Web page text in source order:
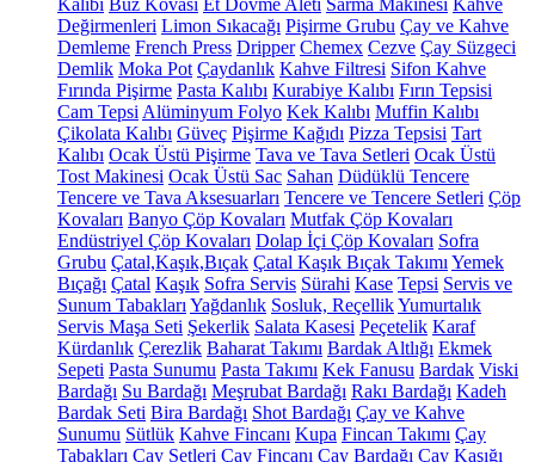
Kalıbı Buz Kovası Et Dövme Aleti Sarma Makinesi Kahve
Değirmenleri Limon Sıkacağı Pişirme Grubu Çay ve Kahve
Demleme French Press Dripper Chemex Cezve Çay Süzgeci
Demlik Moka Pot Çaydanlık Kahve Filtresi Sifon Kahve
Fırında Pişirme Pasta Kalıbı Kurabiye Kalıbı Fırın Tepsisi
Cam Tepsi Alüminyum Folyo Kek Kalıbı Muffin Kalıbı
Çikolata Kalıbı Güveç Pişirme Kağıdı Pizza Tepsisi Tart
Kalıbı Ocak Üstü Pişirme Tava ve Tava Setleri Ocak Üstü
Tost Makinesi Ocak Üstü Sac Sahan Düdüklü Tencere
Tencere ve Tava Aksesuarları Tencere ve Tencere Setleri Çöp
Kovaları Banyo Çöp Kovaları Mutfak Çöp Kovaları
Endüstriyel Çöp Kovaları Dolap İçi Çöp Kovaları Sofra
Grubu Çatal,Kaşık,Bıçak Çatal Kaşık Bıçak Takımı Yemek
Bıçağı Çatal Kaşık Sofra Servis Sürahi Kase Tepsi Servis ve
Sunum Tabakları Yağdanlık Sosluk, ReçellikYumurtalık
Servis Maşa Seti Şekerlik Salata Kasesi Peçetelik Karaf
Kürdanlık Çerezlik Baharat Takımı Bardak Altlığı Ekmek
Sepeti Pasta Sunumu Pasta Takımı Kek Fanusu Bardak Viski
Bardağı Su Bardağı Meşrubat Bardağı Rakı Bardağı Kadeh
Bardak Seti Bira Bardağı Shot Bardağı Çay ve Kahve
Sunumu Sütlük Kahve Fincanı Kupa Fincan Takımı Çay
Tabakları Çay Setleri Çay Fincanı Çay Bardağı Çay Kaşığı